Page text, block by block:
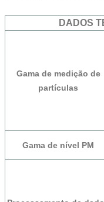
DADOS
Gama de medição de
partículas
Gama de nível PM